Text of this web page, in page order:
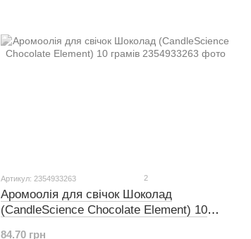
Артикул: 2354933263 2
Аромоолія для свічок Шоколад
(CandleScience Chocolate Element) 10
84.70 грн